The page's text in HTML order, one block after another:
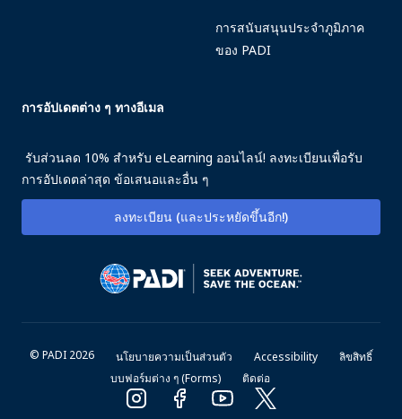
การสนับสนุนประจำภูมิภาค
ของ PADI
การอัปเดตต่าง ๆ ทางอีเมล
รับส่วนลด 10% สำหรับ eLearning ออนไลน์! ลงทะเบียนเพื่อรับ
การอัปเดตล่าสุด ข้อเสนอและอื่น ๆ
ลงทะเบียน (และประหยัดขึ้นอีก!)
© PADI 2026 นโยบายความเป็นส่วนตัว Accessibility
ลิขสิทธิ์
บบฟอร์มต่าง ๆ (Forms)
ติดต่อ